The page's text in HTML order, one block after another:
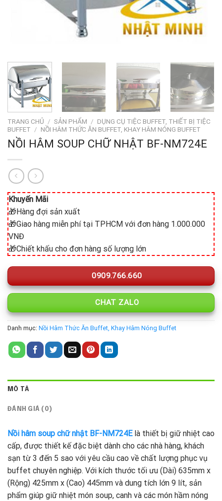
TRANG CHỦ / SẢN PHẨM / DỤNG CỤ TIỆC BUFFET, THIẾT BỊ TIỆC
BUFFET / NỒI HÂM THỨC ĂN BUFFET, KHAY HÂM NÓNG BUFFET
NỒI HÂM SOUP CHỮ NHẬT BF-NM724E
Khuyến Mãi
🎁Hàng đợi sản xuất
🎁Giao hàng miễn phí tại TPHCM với đơn hàng 1.000.000
VNĐ
🎁Chiết khấu cho đơn hàng số lượng lớn
0909.766.660
CHAT ZALO
Danh mục: Nồi Hâm Thức Ăn Buffet, Khay Hâm Nóng Buffet
MÔ TẢ
ĐÁNH GIÁ (0)
Nồi hâm soup chữ nhật BF-NM724Elà thiết bị giữ nhiệt cao
cấp, được thiết kế đặc biệt dành cho các nhà hàng, khách
sạn từ 3 đến 5 sao với yêu cầu cao về chất lượng phục vụ
buffet chuyên nghiệp. Với kích thước tối ưu (Dài) 635mm x
(Rộng) 425mm x (Cao) 445mm và dung tích lớn 9 lít, sản
phẩm giúp giữ nhiệt món soup, canh và các món hầm nóng